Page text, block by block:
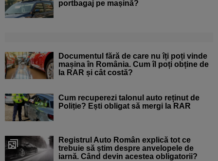
portbagaj pe mașină?
Documentul fără de care nu îți poți vinde
mașina în România. Cum îl poți obține de
la RAR și cât costă?
Cum recuperezi talonul auto reținut de
Poliție? Ești obligat să mergi la RAR
Registrul Auto Român explică tot ce
trebuie să știm despre anvelopele de
iarnă. Când devin acestea obligatorii?